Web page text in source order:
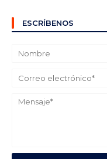
ESCRÍBENOS